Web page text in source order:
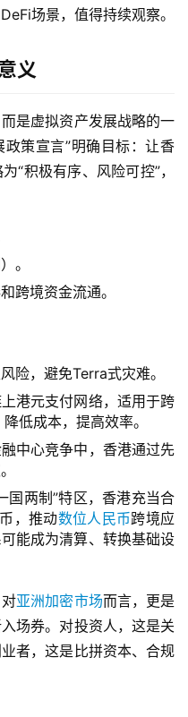
场景，值得持续观察。
义
是虚拟资产发展战略的一
策宣言”明确目标：让香
“积极有序、风险可控”，
。
跨境资金流通。
险，避免Terra式灾难。
港元支付网络，适用于跨
低成本，提高效率。
中心竞争中，香港通过先
国两制”特区，香港充当合
，推动数位人民币跨境应
能成为清算、转换基础设
亚洲加密市场而言，更是
场券。对投资人，这是关
者，这是比拼资本、合规